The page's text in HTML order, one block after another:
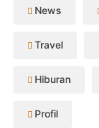
News
Travel
Hiburan
Profil